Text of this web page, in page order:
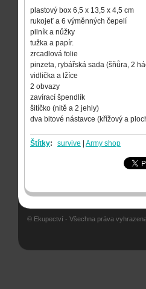
plastový box 6,5 x 13,5 x 4,5 cm
rukojeť a 6 výměnných čepelí
pilník a nůžky
tužka a papír.
zrcadlová folie
pinzeta, rybářská sada (šňůra, 2
vidlička a lžíce
2 obvazy
zavírací špendlík
šitíčko (nitě a 2 jehly)
dva bitové nástavce (křížový a
Štítky: survive Army shop
© Ekupectví - Všechna práva vyhrazena.